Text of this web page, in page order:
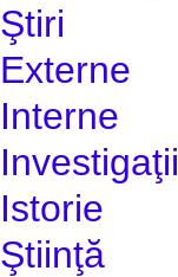
Ştiri
Externe
Interne
Investigaţii
Istorie
Ştiinţă